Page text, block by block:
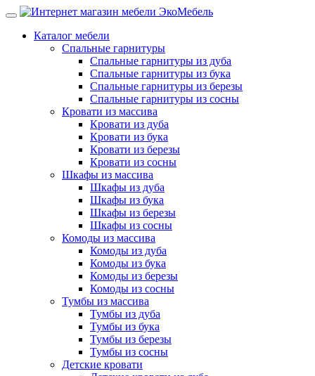
Каталог мебели
Спальные гарнитуры
Спальные гарнитуры из дуба
Спальные гарнитуры из бука
Спальные гарнитуры из березы
Спальные гарнитуры из сосны
Кровати из массива
Кровати из дуба
Кровати из бука
Кровати из березы
Кровати из сосны
Шкафы из массива
Шкафы из дуба
Шкафы из бука
Шкафы из березы
Шкафы из сосны
Комоды из массива
Комоды из дуба
Комоды из бука
Комоды из березы
Комоды из сосны
Тумбы из массива
Тумбы из дуба
Тумбы из бука
Тумбы из березы
Тумбы из сосны
Детские кровати